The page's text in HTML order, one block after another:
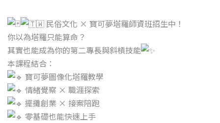
民俗文化 × 寶可夢塔羅師資班招生中！
你以為塔羅只能算命？
其實也能成為你的第二專長與斜槓技能
本課程結合：
寶可夢圖像化塔羅教學
情緒覺察 × 職涯探索
擺攤創業 × 接案陪跑
零基礎也能快速上手